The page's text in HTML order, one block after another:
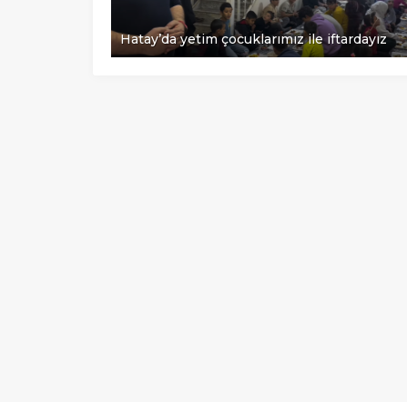
Hatay’da yetim çocuklarımız ile iftardayız